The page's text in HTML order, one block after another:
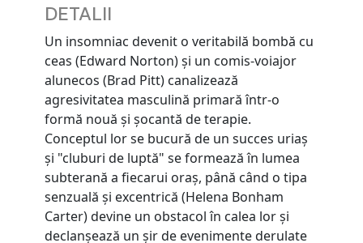
DETALII
Un insomniac devenit o veritabilă bombă cu
ceas (Edward Norton) și un comis-voiajor
alunecos (Brad Pitt) canalizează
agresivitatea masculină primară într-o
formă nouă și șocantă de terapie.
Conceptul lor se bucură de un succes uriaș
și "cluburi de luptă" se formează în lumea
subterană a fiecarui oraș, până când o tipa
senzuală și excentrică (Helena Bonham
Carter) devine un obstacol în calea lor și
declanșează un șir de evenimente derulate